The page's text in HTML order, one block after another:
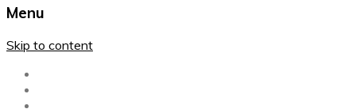
Menu
Skip to content